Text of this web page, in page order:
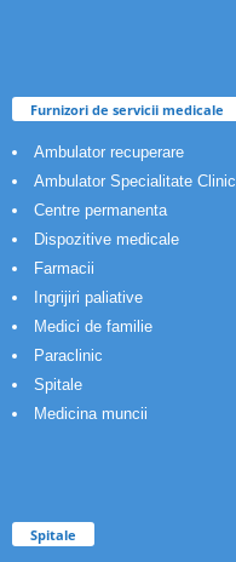
Furnizori de servicii medicale
Ambulator recuperare
Ambulator Specialitate Clinic
Centre permanenta
Dispozitive medicale
Farmacii
Ingrijiri paliative
Medici de familie
Paraclinic
Spitale
Medicina muncii
Spitale